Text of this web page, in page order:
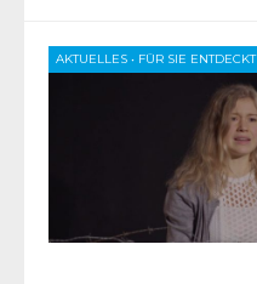
AKTUELLES • FÜR SIE ENTDECKT